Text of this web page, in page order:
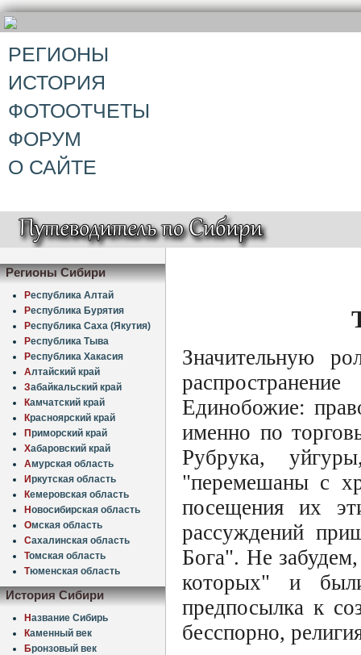
РЕГИОНЫ
ИСТОРИЯ
ФОТООТЧЕТЫ
ФОРУМ
О САЙТЕ
Регионы Сибири
Республика Алтай
Республика Бурятия
Республика Саха (Якутия)
Республика Тыва
Республика Хакасия
Алтайский край
Забайкальский край
Камчатский край
Красноярский край
Приморский край
Хабаровский край
Амурская область
Иркутская область
Кемеровская область
Новосибирская область
Омская область
Сахалинская область
Томская область
Тюменская область
История Сибири
Название Сибирь
Каменный век
Бронзовый век
Значительную
Единобожие:
именно по
Рубрука,
"перемешаны с
посещения их
рассуждений
Бога". Не
которых" и
предпосылка к
бесспорно,